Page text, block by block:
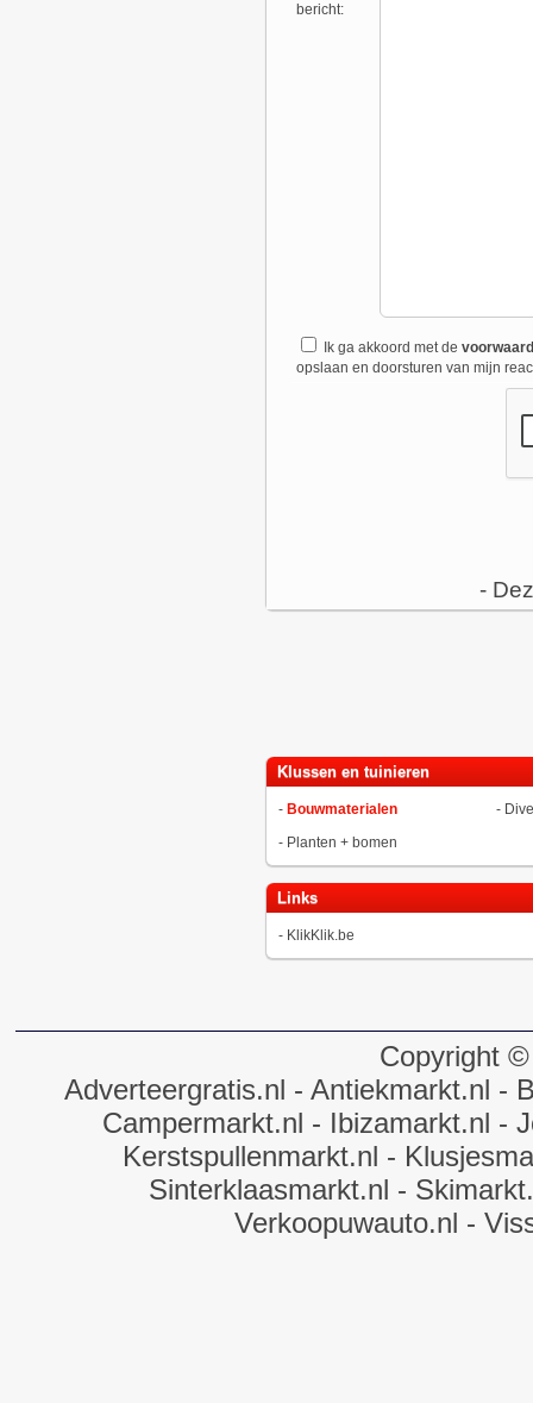
bericht:
Ik ga akkoord met de
opslaan en doorsturen van mijn
-
Klussen en tuinieren
- Bouwmaterialen -
- Planten + bomen
Links
- KlikKlik.be
Copyright
Adverteergratis.nl - Antiekmarkt.nl -
Campermarkt.nl - Ibizamarkt.nl -
Kerstspullenmarkt.nl -
Sinterklaasmarkt.nl -
Verkoopuwauto.nl -